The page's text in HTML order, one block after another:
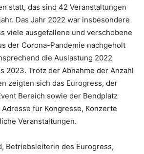
statt, das sind 42 Veranstaltungen
Das Jahr 2022 war insbesondere
viele ausgefallene und verschobene
der Corona-Pandemie nachgeholt
die Auslastung 2022
2023. Trotz der Abnahme der Anzahl
zeigten sich das Eurogress, der
Bereich sowie der Bendplatz
für Kongresse, Konzerte
Veranstaltungen.
Betriebsleiterin des Eurogress,